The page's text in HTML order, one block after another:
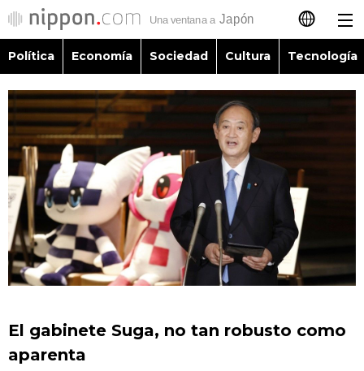
日本語
简体字
繁體字
Français
العربية
Política
Economía
Sociedad
Tecnología
Política Economía Sociedad Cultura Tecnología
El gabinete Suga, no tan robusto como
aparenta